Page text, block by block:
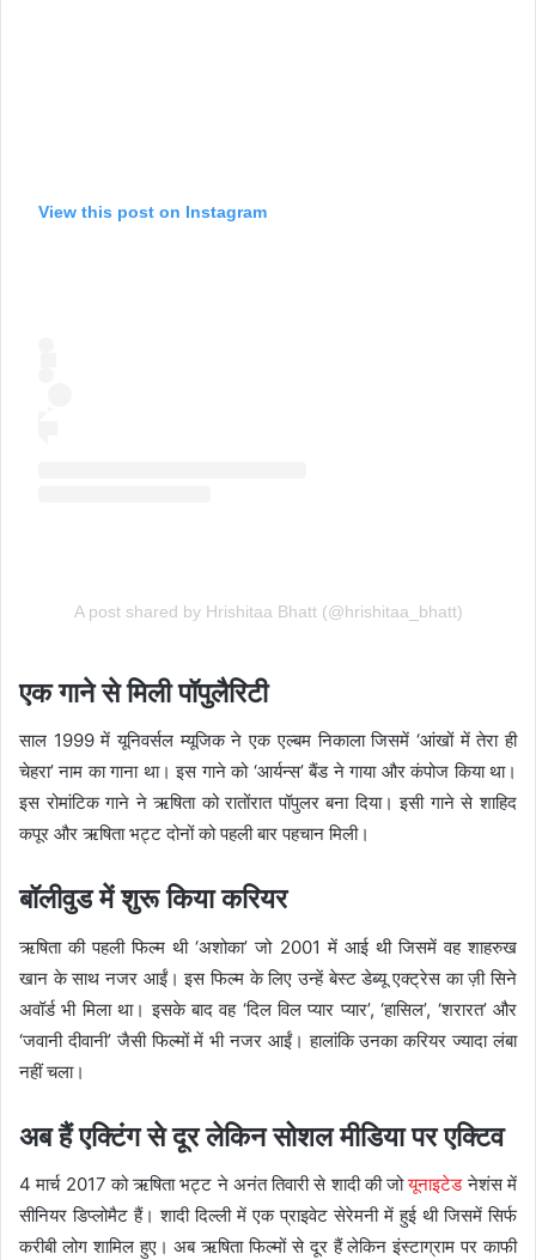
View this post on Instagram
A post shared by Hrishitaa Bhatt (@hrishitaa_bhatt)
एक गाने से मिली पॉपुलैरिटी
साल 1999 में यूनिवर्सल म्यूजिक ने एक एल्बम निकाला जिसमें ‘आंखों में तेरा ही
चेहरा’ नाम का गाना था। इस गाने को ‘आर्यन्स’ बैंड ने गाया और कंपोज किया था।
इस रोमांटिक गाने ने ऋषिता को रातोंरात पॉपुलर बना दिया। इसी गाने से शाहिद
कपूर और ऋषिता भट्ट दोनों को पहली बार पहचान मिली।
बॉलीवुड में शुरू किया करियर
ऋषिता की पहली फिल्म थी ‘अशोका’ जो 2001 में आई थी जिसमें वह शाहरुख
खान के साथ नजर आईं। इस फिल्म के लिए उन्हें बेस्ट डेब्यू एक्ट्रेस का ज़ी सिने
अवॉर्ड भी मिला था। इसके बाद वह ‘दिल विल प्यार प्यार’, ‘हासिल’, ‘शरारत’ और
‘जवानी दीवानी’ जैसी फिल्मों में भी नजर आईं। हालांकि उनका करियर ज्यादा लंबा
नहीं चला।
अब हैं एक्टिंग से दूर लेकिन सोशल मीडिया पर एक्टिव
4 मार्च 2017 को ऋषिता भट्ट ने अनंत तिवारी से शादी की जोयूनाइटेडनेशंस में
सीनियर डिप्लोमैट हैं। शादी दिल्ली में एक प्राइवेट सेरेमनी में हुई थी जिसमें सिर्फ
करीबी लोग शामिल हुए। अब ऋषिता फिल्मों से दूर हैं लेकिन इंस्टाग्राम पर काफी